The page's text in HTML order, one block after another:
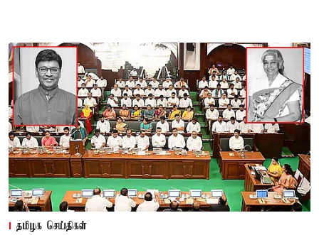
தமிழக செய்திகள்